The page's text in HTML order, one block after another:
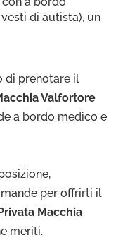
di autista), un
di prenotare il
Valfortore
a bordo medico e
per offrirti il
Macchia
meriti.